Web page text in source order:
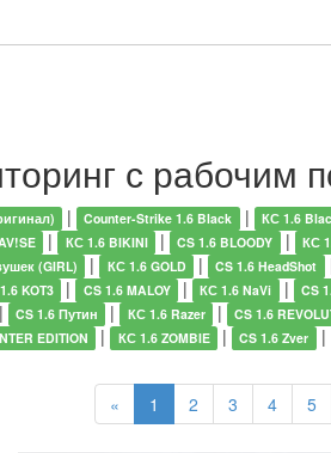
с рабочим
| Counter-Strike 1.6 Black | КС 1.6
| КС 1.6 BIKINI | CS 1.6 BLOODY | КС
(GIRL) | КС 1.6 GOLD | CS 1.6 HeadShot
KOT3 | CS 1.6 MALOY | КС 1.6 NaVi | CS
CS 1.6 Путин | КС 1.6 Razer | CS 1.6
EDITION | КС 1.6 ZOMBIE | CS 1.6 Zver |
« 1 2 3 4 5